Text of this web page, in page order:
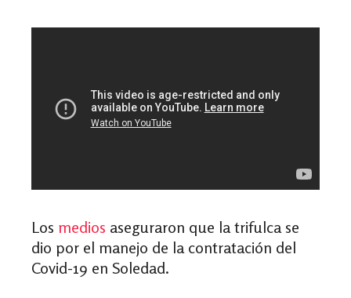
Los medios aseguraron que la trifulca se
dio por el manejo de la contratación del
Covid-19 en Soledad.